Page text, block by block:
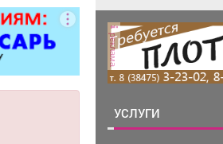
многого
Быстро,
реклама
УСЛУГИ